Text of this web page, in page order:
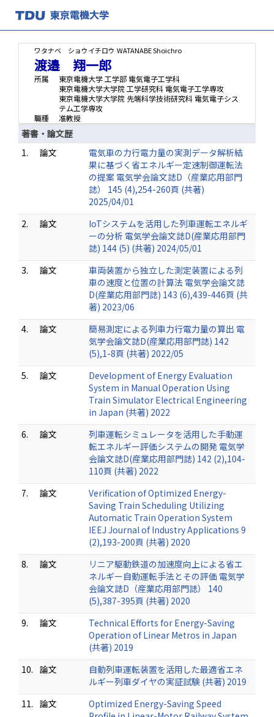
ワタナベ ショウイチロウ WATANABE Shoichro
渡邉 翔一郎
所属
東京電機大学 工学部 電気電子工学科
東京電機大学大学院 工学研究科 電気電子工学専攻
東京電機大学大学院 先端科学技術研究科 電気電子シス
テム工学専攻
職種
准教授
著書・論文歴
1.
論文
電気車の力行電力量の実測データ解析結
果に基づく省エネルギー定速制御運転法
の提案 電気学会論文誌D（産業応用部門
誌） 145 (4),254-260頁 (共著)
2025/04/01
2.
論文
IoTシステムを活用した列車運転エネルギ
ーの分析 電気学会論文誌D(産業応用部門
誌) 144 (5) (共著) 2024/05/01
3.
論文
車両装置から独立した測定装置による列
車の速度と位置の計算法 電気学会論文誌
D(産業応用部門誌) 143 (6),439-446頁 (共
著) 2023/06
4.
論文
簡易測定による列車力行電力量の算出 電
気学会論文誌D(産業応用部門誌) 142
(5),1-8頁 (共著) 2022/05
5.
論文
Development of Energy Evaluation
System in Manual Operation Using
Train Simulator Electrical Engineering
in Japan (共著) 2022
6.
論文
列車運転シミュレータを活用した手動運
転エネルギー評価システムの開発 電気学
会論文誌D(産業応用部門誌) 142 (2),104-
110頁 (共著) 2022
7.
論文
Verification of Optimized Energy-
Saving Train Scheduling Utilizing
Automatic Train Operation System
IEEJ Journal of Industry Applications 9
(2),193-200頁 (共著) 2020
8.
論文
リニア駆動鉄道の加速度向上による省エ
ネルギー自動運転手法とその評価 電気学
会論文誌D（産業応用部門誌） 140
(5),387-395頁 (共著) 2020
9.
論文
Technical Efforts for Energy-Saving
Operation of Linear Metros in Japan
(共著) 2019
10. 論文
自動列車運転装置を活用した最適省エネ
ルギー列車ダイヤの実証試験 (共著) 2019
11. 論文
Optimized Energy-Saving Speed